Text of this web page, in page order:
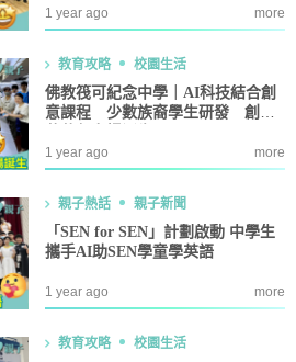
1 year ago more
教育攻略 校園生活
佛教筏可紀念中學｜AI科技結合創
意課程 少數族裔學生研發 創新
1 year ago more
親子熱話 親子新聞
「SEN for SEN」計劃啟動 中學生
攜手AI助SEN學童學英語
1 year ago more
教育攻略 校園生活